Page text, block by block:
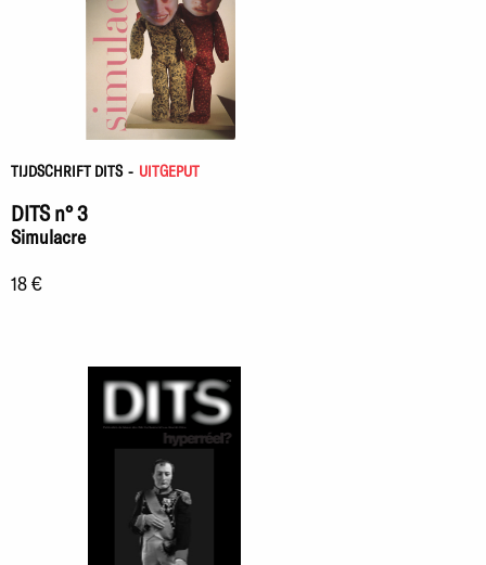
TIJDSCHRIFT DITS - UITGEPUT
DITS n° 3
Simulacre
18 €